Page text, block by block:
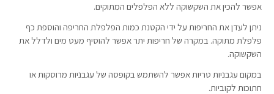
אפשר להכין את השקשוקה ללא הפלפלים המתוקים.
ניתן לעדן את החריפות על ידי הקטנת כמות הפלפלת החריפה והוספת כף
פלפלת מתוקה. במקרה של חריפות יתר אפשר להוסיף מעט מים ולדלל את
השקשוקה.
במקום עגבניות טריות אפשר להשתמש בקופסה של עגבניות מרוסקות או
חתוכות לקוביות.